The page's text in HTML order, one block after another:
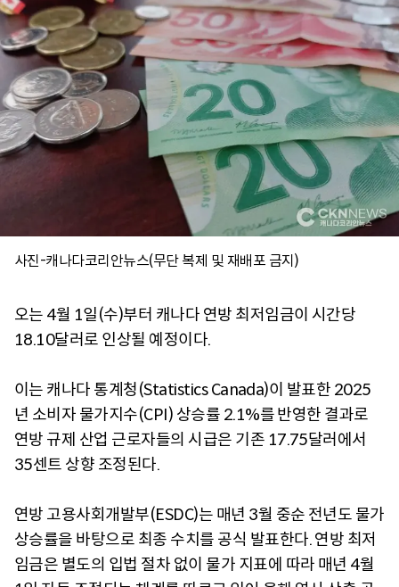
사진-캐나다코리안뉴스(무단 복제 및 재배포 금지)
오는 4월 1일(수)부터 캐나다 연방 최저임금이 시간당
18.10달러로 인상될 예정이다.
이는 캐나다 통계청(Statistics Canada)이 발표한 2025
년 소비자 물가지수(CPI) 상승률 2.1%를 반영한 결과로
연방 규제 산업 근로자들의 시급은 기존 17.75달러에서
35센트 상향 조정된다.
연방 고용사회개발부(ESDC)는 매년 3월 중순 전년도 물가
상승률을 바탕으로 최종 수치를 공식 발표한다. 연방 최저
임금은 별도의 입법 절차 없이 물가 지표에 따라 매년 4월